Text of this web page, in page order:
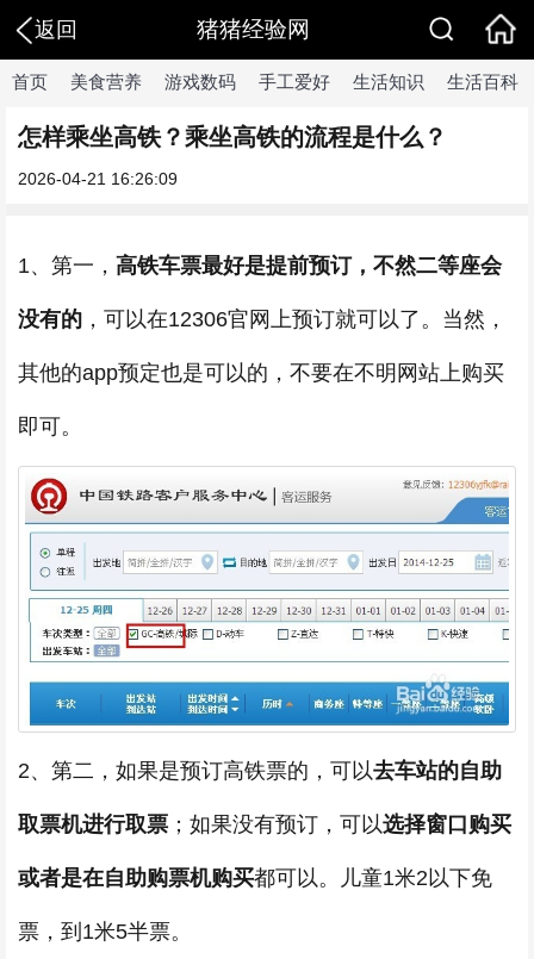
返回 猪猪经验网
首页 美食营养 游戏数码 手工爱好 生活知识 生活百科
怎样乘坐高铁？乘坐高铁的流程是什么？
2026-04-21 16:26:09
1、第一， 高铁车票最好是提前预订，不然二等座会
没有的 ，可以在12306官网上预订就可以了。当然，
其他的app预定也是可以的，不要在不明网站上购买
即可。
2、第二，如果是预订高铁票的，可以去车站的自助
取票机进行取票 ；如果没有预订，可以选择窗口购买
或者是在自助购票机购买都可以。儿童1米2以下免
票，到1米5半票。